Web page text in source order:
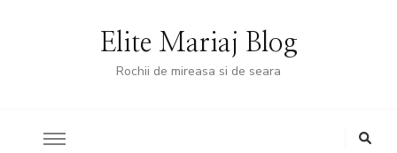
Elite Mariaj Blog
Rochii de mireasa si de seara